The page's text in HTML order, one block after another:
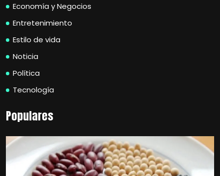
Economía y Negocios
Entretenimiento
Estilo de vida
Noticia
Política
Tecnología
Populares